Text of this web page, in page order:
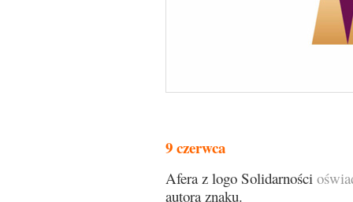
9 czerwca
Afera z logo Solidarności
autora znaku.